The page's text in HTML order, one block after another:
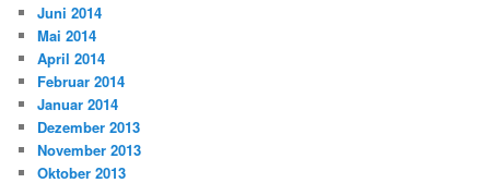
Juni 2014
Mai 2014
April 2014
Februar 2014
Januar 2014
Dezember 2013
November 2013
Oktober 2013